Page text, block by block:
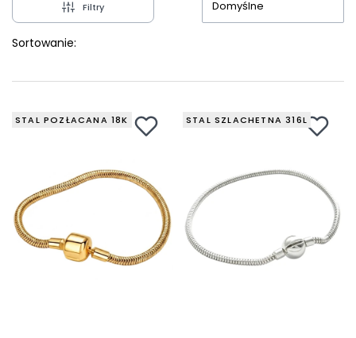
Filtry
Sortowanie:
Domyślne
STAL POZŁACANA 18K STAL SZLACHETNA 316L